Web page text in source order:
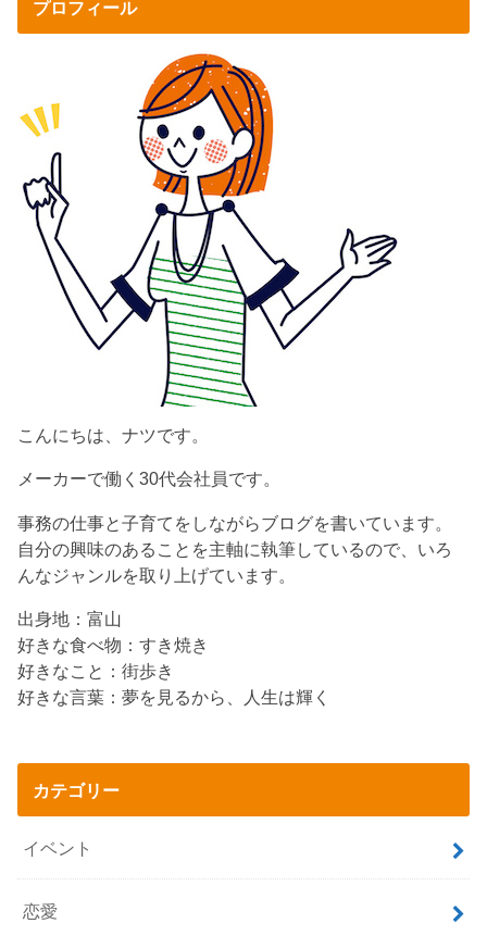
プロフィール
こんにちは、ナツです。
メーカーで働く30代会社員です。
事務の仕事と子育てをしながらブログを書いています。
自分の興味のあることを主軸に執筆しているので、いろ
んなジャンルを取り上げています。
出身地：富山
好きな食べ物：すき焼き
好きなこと：街歩き
好きな言葉：夢を見るから、人生は輝く
カテゴリー
イベント
恋愛